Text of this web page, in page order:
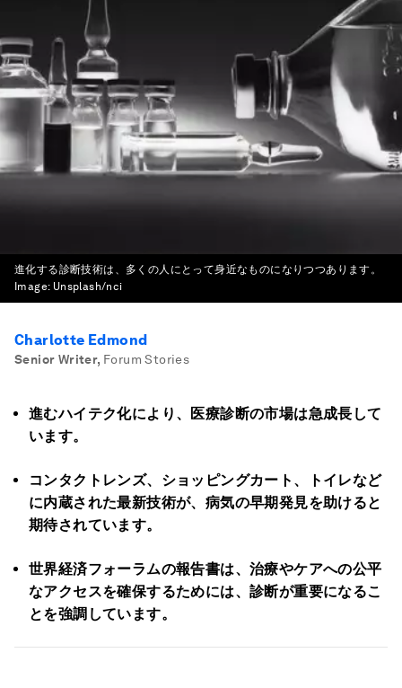
進化する診断技術は、多くの人にとって身近なものになりつつあります。
Image: Unsplash/nci
Charlotte Edmond
Senior Writer, Forum Stories
進むハイテク化により、医療診断の市場は急成長して
います。
コンタクトレンズ、ショッピングカート、トイレなど
に内蔵された最新技術が、病気の早期発見を助けると
期待されています。
世界経済フォーラムの報告書は、治療やケアへの公平
なアクセスを確保するためには、診断が重要になるこ
とを強調しています。